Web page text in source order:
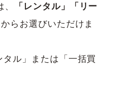
「レンタル」「リー
らお選びいただけま
ル」または「一括買